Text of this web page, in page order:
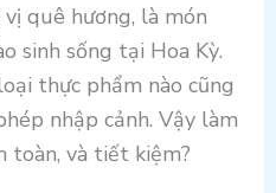
quê hương, là món
sinh sống tại Hoa Kỳ.
thực phẩm nào cũng
nhập cảnh. Vậy làm
toàn, và tiết kiệm?